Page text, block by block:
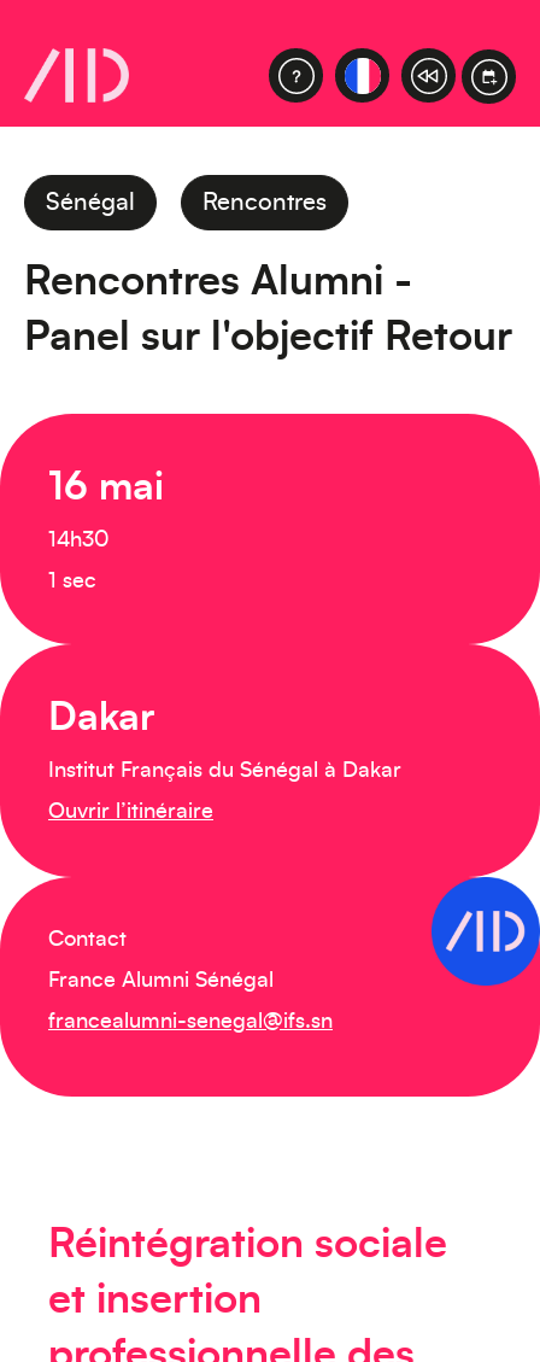
Sénégal Rencontres
Rencontres Alumni -
Panel sur l'objectif Retour
16 mai
14h30
1 sec
Dakar
Institut Français du Sénégal à Dakar
Ouvrir l’itinéraire
Contact
France Alumni Sénégal
francealumni-senegal@ifs.sn
Réintégration sociale
et insertion
Créez votre événement